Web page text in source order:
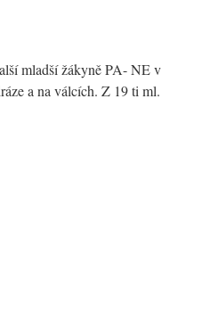
mladší žákyně PA- NE v
a na válcích. Z 19 ti ml.